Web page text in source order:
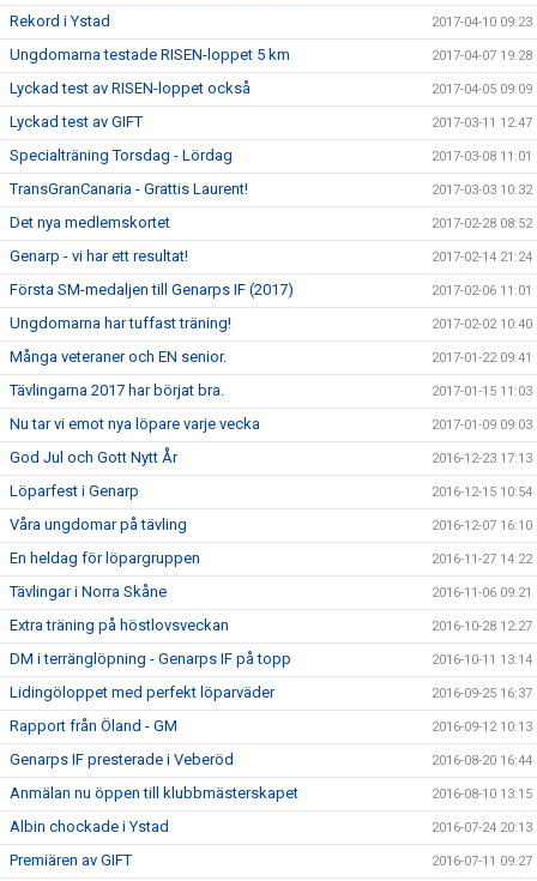
Rekord i Ystad 2017-04-10 09:23
Ungdomarna testade RISEN-loppet 5 km 2017-04-07 19:28
Lyckad test av RISEN-loppet också 2017-04-05 09:09
Lyckad test av GIFT 2017-03-11 12:47
Specialträning Torsdag - Lördag 2017-03-08 11:01
TransGranCanaria - Grattis Laurent! 2017-03-03 10:32
Det nya medlemskortet 2017-02-28 08:52
Genarp - vi har ett resultat! 2017-02-14 21:24
Första SM-medaljen till Genarps IF (2017) 2017-02-06 11:01
Ungdomarna har tuffast träning! 2017-02-02 10:40
Många veteraner och EN senior. 2017-01-22 09:41
Tävlingarna 2017 har börjat bra. 2017-01-15 11:03
Nu tar vi emot nya löpare varje vecka 2017-01-09 09:03
God Jul och Gott Nytt År 2016-12-23 17:13
Löparfest i Genarp 2016-12-15 10:54
Våra ungdomar på tävling 2016-12-07 16:10
En heldag för löpargruppen 2016-11-27 14:22
Tävlingar i Norra Skåne 2016-11-06 09:21
Extra träning på höstlovsveckan 2016-10-28 12:27
DM i terränglöpning - Genarps IF på topp 2016-10-11 13:14
Lidingöloppet med perfekt löparväder 2016-09-25 16:37
Rapport från Öland - GM 2016-09-12 10:13
Genarps IF presterade i Veberöd 2016-08-20 16:44
Anmälan nu öppen till klubbmästerskapet 2016-08-10 13:15
Albin chockade i Ystad 2016-07-24 20:13
Premiären av GIFT 2016-07-11 09:27